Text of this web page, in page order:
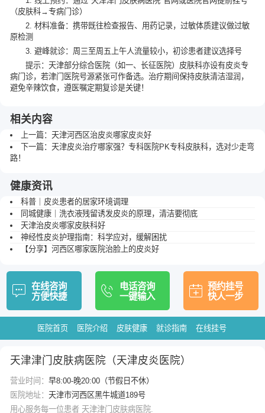
（皮肤科→专病门诊）
2. 材料准备：携带既往检查报告、用药记录，过敏体质建议做过敏
原检测
3. 避峰就诊：周三至周五上午人流量较小，初诊患者建议选择号
提示：天津部分综合医院（如一、长征医院）皮肤科亦设有皮炎专
病门诊，若津门医院号源紧张可作备选。治疗期间保持皮肤清洁湿润，
避免辛辣饮食，遵医嘱定期复诊是关键！
相关内容
上一篇： 天津河西区治皮炎哪家皮炎好
下一篇： 天津皮炎治疗哪家强？专科医院PK专科皮肤科，选对少走弯
路！
健康资讯
科普｜皮炎患者的居家环境调理
同城健康｜洗衣液残留诱发皮炎的原理，清洁要彻底
天津治皮炎哪家皮肤科好
神经性皮炎护理指南：科学应对，缓解困扰
【分享】河西区哪家医院治脸上的皮炎好
在线咨询
方便快捷
电话咨询
一键输入
预约挂号
快人一步
医院首页 医院介绍 皮肤健康 就诊指南 在线挂号
天津津门皮肤病医院（天津皮炎医院）
营业时间： 早8:00-晚20:00（节假日不休）
医院地址： 天津市河西区黑牛城道189号
用心服务每一位患者 天津津门皮肤病医院.